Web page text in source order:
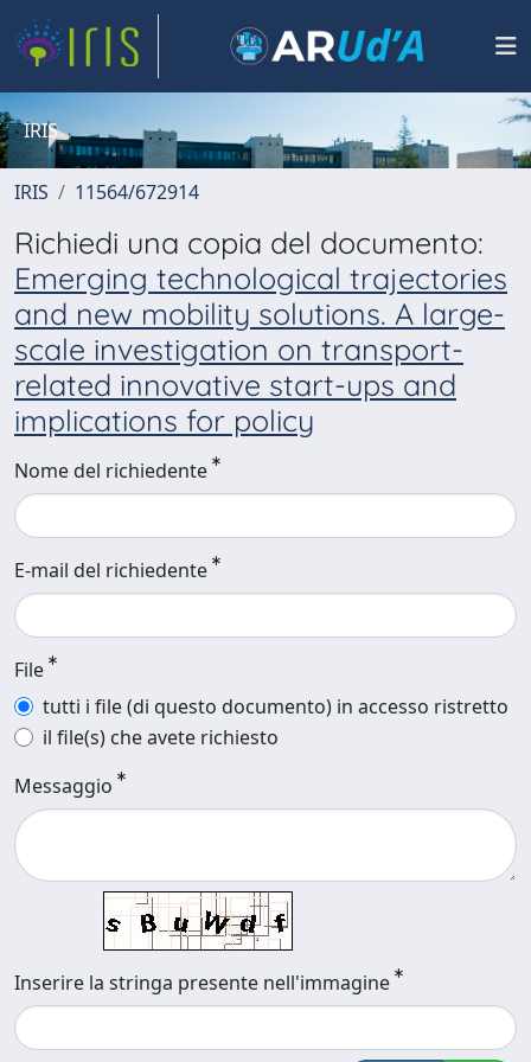
IRIS
IRIS 11564/672914
Richiedi una copia del documento:
Emerging technological trajectories
and new mobility solutions. A large-
scale investigation on transport-
related innovative start-ups and
implications for policy
Nome del richiedente
E-mail del richiedente
File
tutti i file (di questo documento) in accesso ristretto
il file(s) che avete richiesto
Messaggio
Inserire la stringa presente nell'immagine